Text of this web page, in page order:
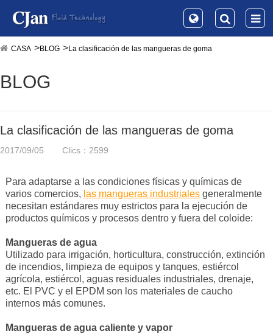
CASA BLOG La clasificación de las mangueras de goma
BLOG
La clasificación de las mangueras de goma
2017/09/05 Clics：2599
Para adaptarse a las condiciones físicas y químicas de
varios comercios, las mangueras industrialesgeneralmente
necesitan estándares muy estrictos para la ejecución de
productos químicos y procesos dentro y fuera del coloide:
Mangueras de agua
Utilizado para irrigación, horticultura, construcción, extinción
de incendios, limpieza de equipos y tanques, estiércol
agrícola, estiércol, aguas residuales industriales, drenaje,
etc. El PVC y el EPDM son los materiales de caucho
internos más comunes.
Mangueras de agua caliente y vapor